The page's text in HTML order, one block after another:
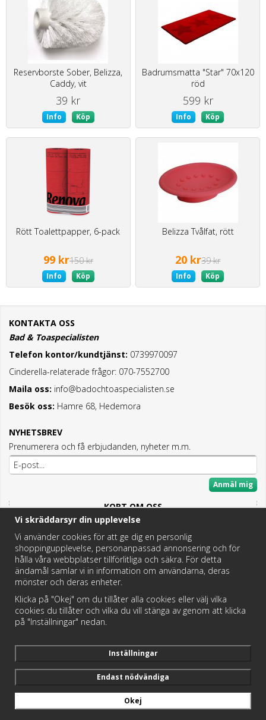
Reservborste Sober, Belizza,
Caddy, vit
39 kr
Info Köp
Badrumsmatta "Star" 70x120
röd
599 kr
Info Köp
Rött Toalettpapper, 6-pack
99 kr150 kr
Info Köp
Belizza Tvålfat, rött
20 kr39 kr
Info Köp
KONTAKTA OSS
Bad & Toaspecialisten
Telefon kontor/kundtjänst: 0739970097
Cinderella-relaterade frågor: 070-7552700
Maila oss: info@badochtoaspecialisten.se
Besök oss: Hamre 68, Hedemora
NYHETSBREV
Prenumerera och få erbjudanden, nyheter m.m.
Anmäl mig
KORT OM OSS
Här hittar du det bästa och mesta inom Badrum,
Fritidstoaletter och VVS.
Butik i Hedemora.
Vi hjälper dig hitta rätt reservdel!
https://badochtoaspecialisten.se/return/
Vi skräddarsyr din upplevelse
Vi använder cookies för att ge dig en personlig
shoppingupplevelse, personanpassad annonsering och för
hålla våra webbplatser tillförlitliga och säkra. För detta
ändamål samlar vi in information om användarna, deras
mönster och deras enheter.
Klicka på "Okej" om du tillåter alla cookies eller välj vilka
cookies du tillåter och vilka du vill stänga av genom att klicka
på "Inställningar" nedan.
Inställningar
Endast nödvändiga
Okej